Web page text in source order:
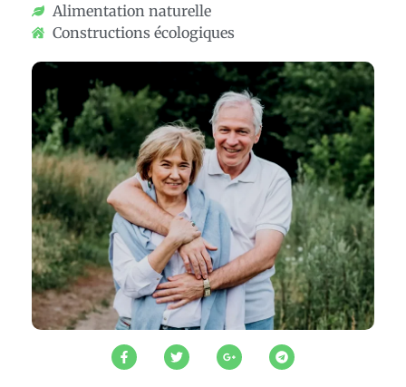
Alimentation naturelle
Constructions écologiques